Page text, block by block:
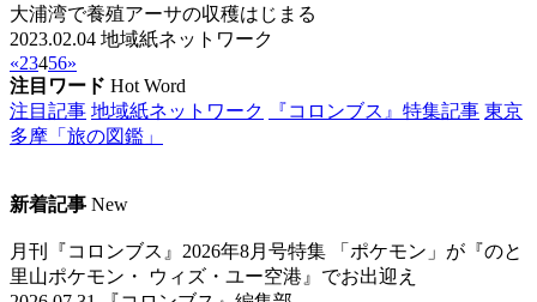
大浦湾で養殖アーサの収穫はじまる
2023.02.04 地域紙ネットワーク
«23456»
注目ワード Hot Word
注目記事 地域紙ネットワーク 『コロンブス』特集記事 東京
多摩「旅の図鑑」
新着記事 New
月刊『コロンブス』2026年8月号特集 「ポケモン」が『のと
里山ポケモン・ ウィズ・ユー空港』でお出迎え